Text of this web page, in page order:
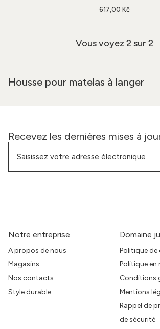
617,00 Kč
Vous voyez 2 sur 2
Housse pour matelas à langer
Recevez les dernières mises à
Notre entreprise
A propos de nous
Magasins
Nos contacts
Style durable
Domaine
Politique
Politique en
Conditions
Mentions
Rappel de
de sécurité